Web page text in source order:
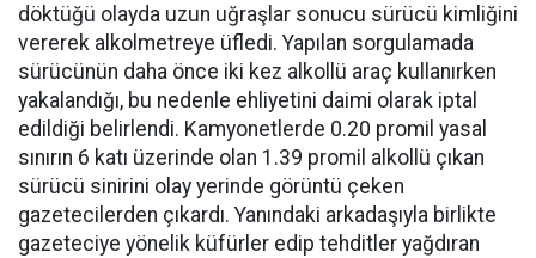
döktüğü olayda uzun uğraşlar sonucu sürücü kimliğini
vererek alkolmetreye üfledi. Yapılan sorgulamada
sürücünün daha önce iki kez alkollü araç kullanırken
yakalandığı, bu nedenle ehliyetini daimi olarak iptal
edildiği belirlendi. Kamyonetlerde 0.20 promil yasal
sınırın 6 katı üzerinde olan 1.39 promil alkollü çıkan
sürücü sinirini olay yerinde görüntü çeken
gazetecilerden çıkardı. Yanındaki arkadaşıyla birlikte
gazeteciye yönelik küfürler edip tehditler yağdıran